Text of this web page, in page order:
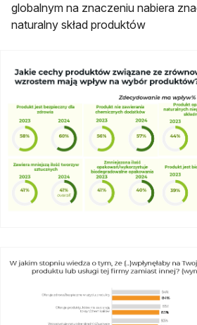
globalnym na znaczeniu nabiera
naturalny skład produktów